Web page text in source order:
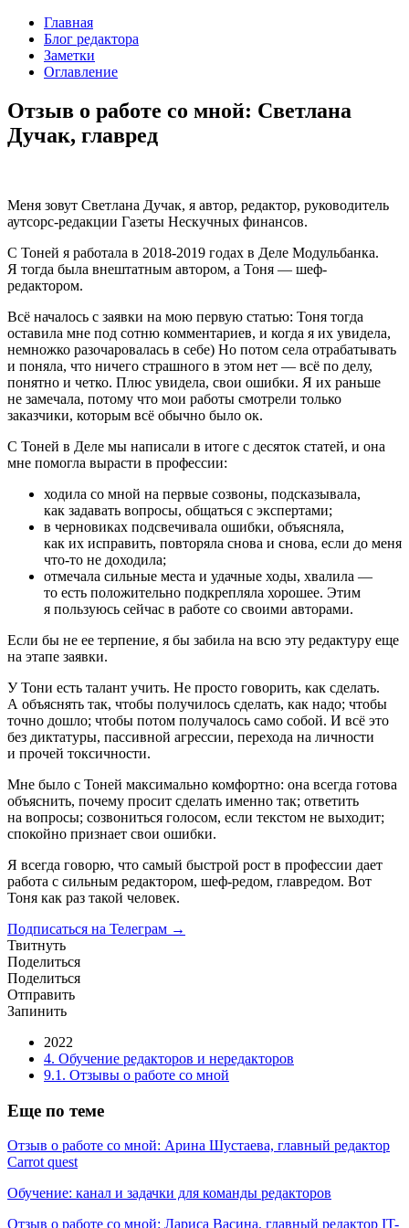
Главная
Блог редактора
Заметки
Оглавление
Отзыв о работе со мной: Светлана
Дучак, главред
Меня зовут Светлана Дучак, я автор, редактор, руководитель
аутсорс-редакции Газеты Нескучных финансов.
С Тоней я работала в 2018-2019 годах в Деле Модульбанка.
Я тогда была внештатным автором, а Тоня — шеф-
редактором.
Всё началось с заявки на мою первую статью: Тоня тогда
оставила мне под сотню комментариев, и когда я их увидела,
немножко разочаровалась в себе) Но потом села отрабатывать
и поняла, что ничего страшного в этом нет — всё по делу,
понятно и четко. Плюс увидела, свои ошибки. Я их раньше
не замечала, потому что мои работы смотрели только
заказчики, которым всё обычно было ок.
С Тоней в Деле мы написали в итоге с десяток статей, и она
мне помогла вырасти в профессии:
ходила со мной на первые созвоны, подсказывала,
как задавать вопросы, общаться с экспертами;
в черновиках подсвечивала ошибки, объясняла,
как их исправить, повторяла снова и снова, если до меня
что-то не доходила;
отмечала сильные места и удачные ходы, хвалила —
то есть положительно подкрепляла хорошее. Этим
я пользуюсь сейчас в работе со своими авторами.
Если бы не ее терпение, я бы забила на всю эту редактуру еще
на этапе заявки.
У Тони есть талант учить. Не просто говорить, как сделать.
А объяснять так, чтобы получилось сделать, как надо; чтобы
точно дошло; чтобы потом получалось само собой. И всё это
без диктатуры, пассивной агрессии, перехода на личности
и прочей токсичности.
Мне было с Тоней максимально комфортно: она всегда готова
объяснить, почему просит сделать именно так; ответить
на вопросы; созвониться голосом, если текстом не выходит;
спокойно признает свои ошибки.
Я всегда говорю, что самый быстрой рост в профессии дает
работа с сильным редактором, шеф-редом, главредом. Вот
Тоня как раз такой человек.
Подписаться на Телеграм →
Твитнуть
Поделиться
Поделиться
Отправить
Запинить
2022
4. Обучение редакторов и нередакторов
9.1. Отзывы о работе со мной
Еще по теме
Отзыв о работе со мной: Арина Шустаева, главный редактор
Сarrot quest
Обучение: канал и задачки для команды редакторов
Отзыв о работе со мной: Лариса Васина, главный редактор IT-